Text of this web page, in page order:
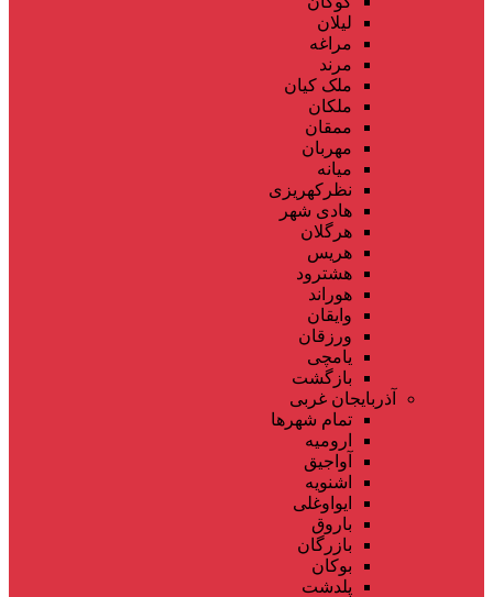
لیلان
مراغه
مرند
ملک کیان
ملکان
ممقان
مهربان
میانه
نظرکهریزی
هادی شهر
هرگلان
هریس
هشترود
هوراند
وایقان
ورزقان
یامچی
بازگشت
آذربایجان غربی
تمام شهر‌ها
ارومیه
آواجیق
اشنویه
ایواوغلی
باروق
بازرگان
بوکان
پلدشت